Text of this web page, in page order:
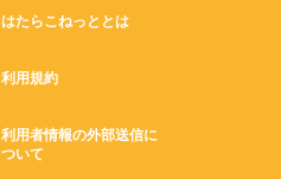
はたらこねっととは
利用規約
利用者情報の外部送信に
ついて